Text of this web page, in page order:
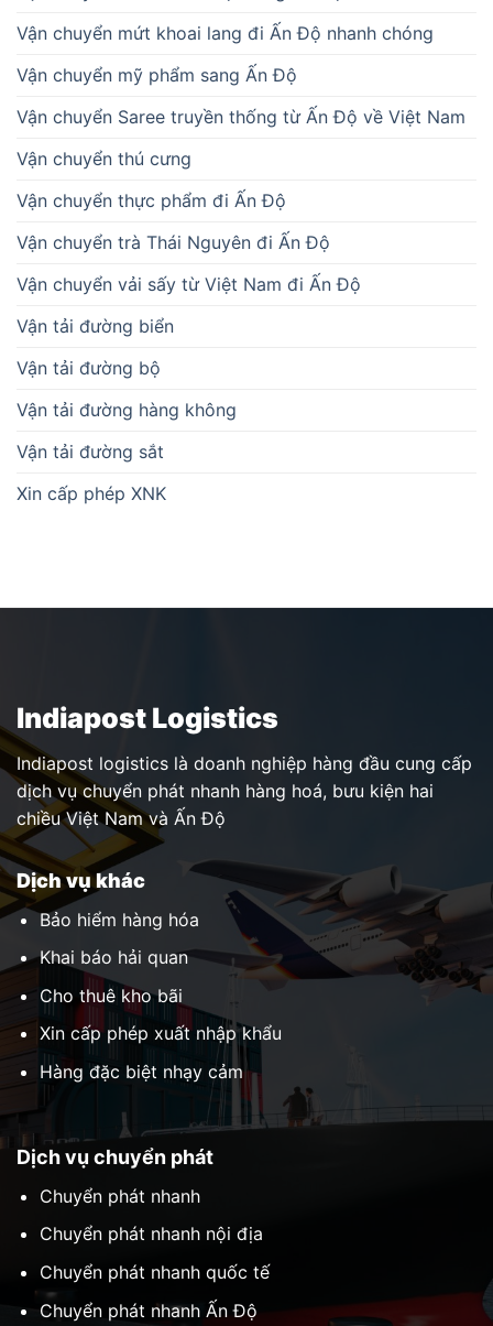
Vận chuyển mứt khoai lang đi Ấn Độ nhanh chóng
Vận chuyển mỹ phẩm sang Ấn Độ
Vận chuyển Saree truyền thống từ Ấn Độ về Việt Nam
Vận chuyển thú cưng
Vận chuyển thực phẩm đi Ấn Độ
Vận chuyển trà Thái Nguyên đi Ấn Độ
Vận chuyển vải sấy từ Việt Nam đi Ấn Độ
Vận tải đường biển
Vận tải đường bộ
Vận tải đường hàng không
Vận tải đường sắt
Xin cấp phép XNK
Indiapost Logistics
Indiapost logistics là doanh nghiệp hàng đầu cung cấp
dịch vụ chuyển phát nhanh hàng hoá, bưu kiện hai
chiều Việt Nam và Ấn Độ
Dịch vụ chuyển phát
Chuyển phát nhanh
Chuyển phát nhanh nội địa
Chuyển phát nhanh quốc tế
Chuyển phát nhanh Ấn Độ
Dịch vụ khác
Bảo hiểm hàng hóa
Khai báo hải quan
Cho thuê kho bãi
Xin cấp phép xuất nhập khẩu
Hàng đặc biệt nhạy cảm